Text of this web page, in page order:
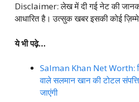
Disclaimer: लेख में दी गई नेट की
आधारित है। उत्सुक खबर इसकी कोई
ये भी पढ़े…
Salman Khan Net Worth:
वाले सलमान खान की टोटल
जाएंगी